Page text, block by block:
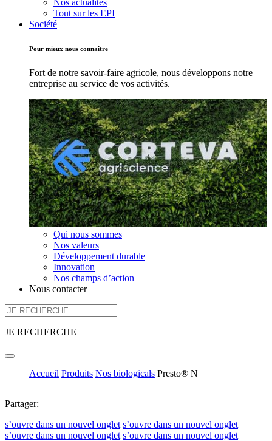
Nos actualités
Tout sur les EPI
Société
Pour mieux nous connaître
Fort de notre savoir-faire agricole, nous développons notre
entreprise au service de vos activités.
Qui nous sommes
Nos valeurs
Développement durable
Innovation
Nos champs d’action
Nous contacter
JE RECHERCHE
Accueil Produits Nos biologicals Presto® N
Partager:
s’ouvre dans un nouvel onglet s’ouvre dans un nouvel onglet
s’ouvre dans un nouvel onglet s’ouvre dans un nouvel onglet